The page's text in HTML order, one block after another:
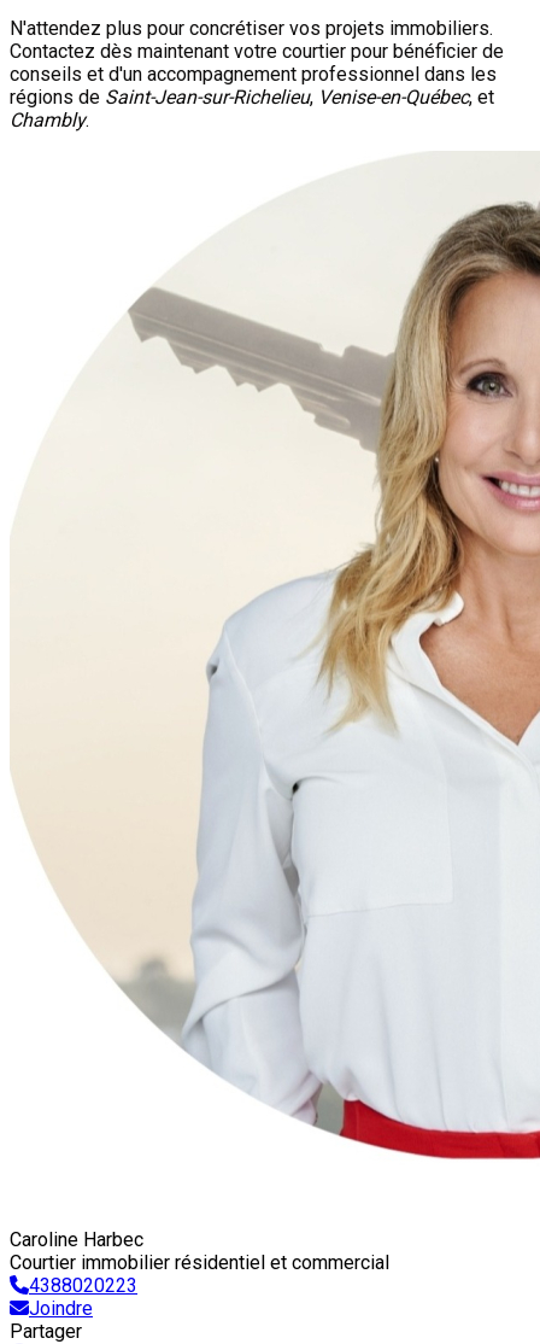
N'attendez plus pour concrétiser vos projets immobiliers.
Contactez dès maintenant votre courtier pour bénéficier de
conseils et d'un accompagnement professionnel dans les
régions de Saint-Jean-sur-Richelieu, Venise-en-Québec, et
Chambly.
Caroline Harbec
Courtier immobilier résidentiel et commercial
4388020223
Joindre
Partager